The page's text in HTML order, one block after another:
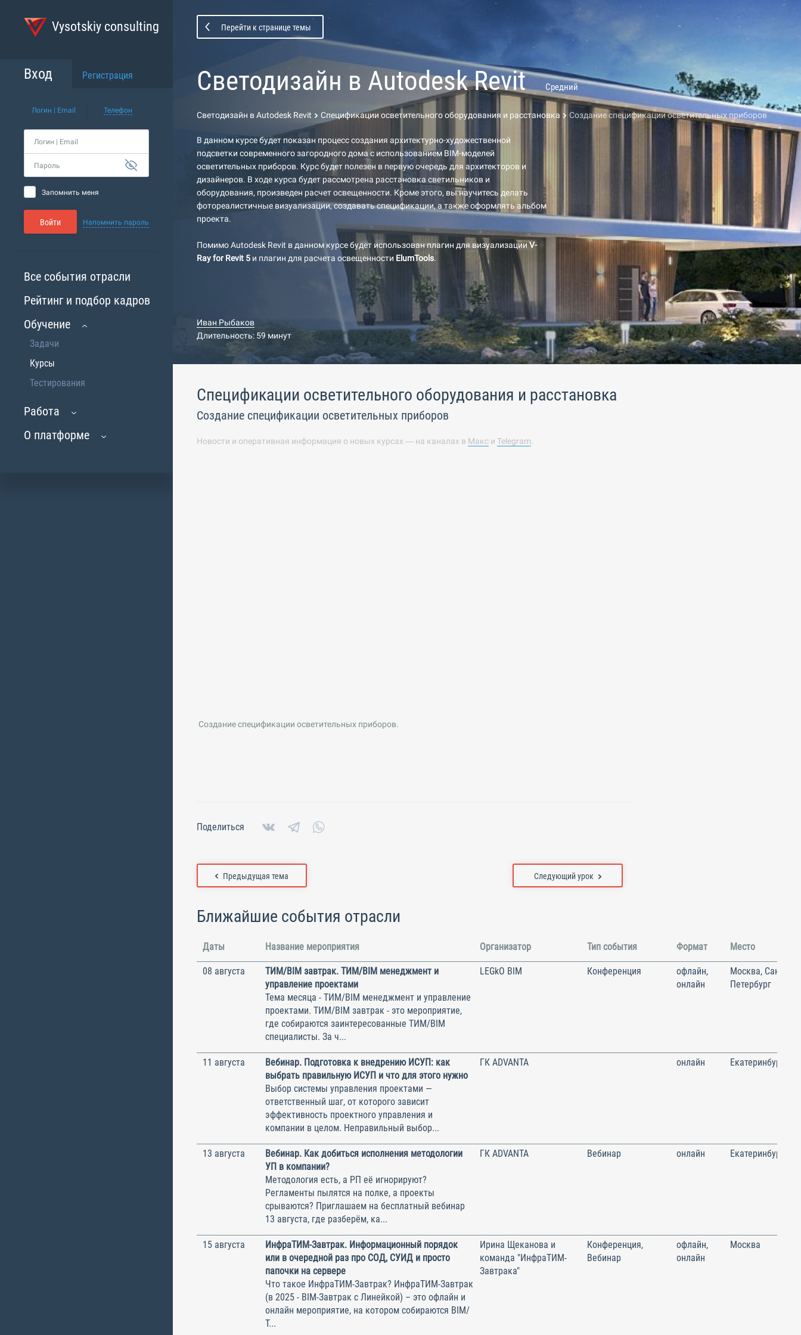
Vysotskiy consulting
Вход Регистрация
Логин | Email Телефон
Логин | Email
Пароль
Запомнить меня
Войти Напомнить пароль
Все события отрасли
Рейтинг и подбор кадров
Обучение
Задачи
Курсы
Тестирования
Работа
О платформе
Перейти к странице темы
Светодизайн в Autodesk Revit Средний
Светодизайн в Autodesk Revit Спецификации осветительного оборудования и расстановка Создание спецификации осветительных приборов
В данном курсе будет показан процесс создания архитектурно-художественной
подсветки современного загородного дома с использованием BIM-моделей
осветительных приборов. Курс будет полезен в первую очередь для архитекторов и
дизайнеров. В ходе курса будет рассмотрена расстановка светильников и
оборудования, произведен расчет освещенности. Кроме этого, вы научитесь делать
фотореалистичные визуализации, создавать спецификации, а также оформлять альбом
проекта.
Помимо Autodesk Revit в данном курсе будет использован плагин для визуализацииV-
Ray for Revit 5 и плагин для расчета освещенности ElumTools.
Иван Рыбаков
Длительность: 59 минут
Спецификации осветительного оборудования и расстановка
Создание спецификации осветительных приборов
Новости и оперативная информация о новых курсах — на каналах в Макс и Telegram
Создание спецификации осветительных приборов.
Поделиться
Предыдущая тема Следующий урок
Ближайшие события отрасли
Даты Название мероприятия Организатор Тип события Формат Место
08 августа
ТИМ/BIM завтрак. ТИМ/BIM менеджмент и
управление проектами
Тема месяца - ТИМ/BIM менеджмент и управление
проектами. ТИМ/BIM завтрак - это мероприятие,
где собираются заинтересованные ТИМ/BIM
специалисты. За ч...
LEGkO BIM Конференция
офлайн,
онлайн
Москва, Санкт-
Петербург
11 августа
Вебинар. Подготовка к внедрению ИСУП: как
выбрать правильную ИСУП и что для этого нужно
Выбор системы управления проектами —
ответственный шаг, от которого зависит
эффективность проектного управления и
компании в целом. Неправильный выбор...
ГК ADVANTA онлайн Екатеринбург
13 августа
Вебинар. Как добиться исполнения методологии
УП в компании?
Методология есть, а РП её игнорируют?
Регламенты пылятся на полке, а проекты
срываются? Приглашаем на бесплатный вебинар
13 августа, где разберём, ка...
ГК ADVANTA Вебинар онлайн Екатеринбург
15 августа
ИнфраТИМ-Завтрак. Информационный порядок
или в очередной раз про СОД, СУИД и просто
папочки на сервере
Что такое ИнфраТИМ-Завтрак? ИнфраТИМ-Завтрак
(в 2025 - BIM-Завтрак с Линейкой) – это офлайн и
онлайн мероприятие, на котором собираются BIM/
Т...
Ирина Щеканова и
команда "ИнфраТИМ-
Завтрака"
Конференция,
Вебинар
офлайн,
онлайн
Москва